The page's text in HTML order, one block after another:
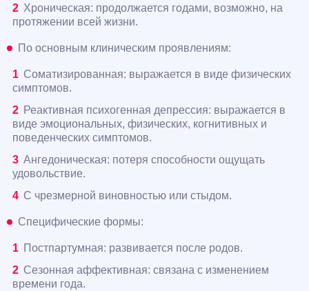
Хроническая: продолжается годами, возможно, на
протяжении всей жизни.
По основным клиническим проявлениям:
Соматизированная: выражается в виде физических
симптомов.
Реактивная психогенная депрессия: выражается в
виде эмоциональных, физических, когнитивных и
поведенческих симптомов.
Ангедоническая: потеря способности ощущать
удовольствие.
С чрезмерной виновностью или стыдом.
Специфические формы:
Постпартумная: развивается после родов.
Сезонная аффективная: связана с изменением
времени года.